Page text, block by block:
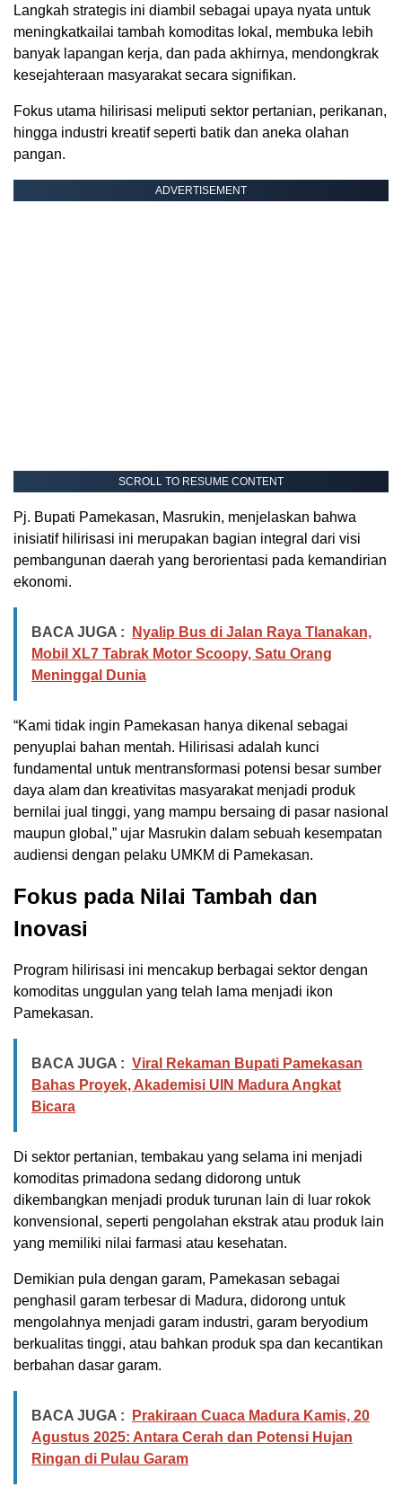
Langkah strategis ini diambil sebagai upaya nyata untuk
meningkatkailai tambah komoditas lokal, membuka lebih
banyak lapangan kerja, dan pada akhirnya, mendongkrak
kesejahteraan masyarakat secara signifikan.
Fokus utama hilirisasi meliputi sektor pertanian, perikanan,
hingga industri kreatif seperti batik dan aneka olahan
pangan.
ADVERTISEMENT
SCROLL TO RESUME CONTENT
Pj. Bupati Pamekasan, Masrukin, menjelaskan bahwa
inisiatif hilirisasi ini merupakan bagian integral dari visi
pembangunan daerah yang berorientasi pada kemandirian
ekonomi.
BACA JUGA :
Nyalip Bus di Jalan Raya Tlanakan,
Mobil XL7 Tabrak Motor Scoopy, Satu Orang
Meninggal Dunia
“Kami tidak ingin Pamekasan hanya dikenal sebagai
penyuplai bahan mentah. Hilirisasi adalah kunci
fundamental untuk mentransformasi potensi besar sumber
daya alam dan kreativitas masyarakat menjadi produk
bernilai jual tinggi, yang mampu bersaing di pasar nasional
maupun global,” ujar Masrukin dalam sebuah kesempatan
audiensi dengan pelaku UMKM di Pamekasan.
Fokus pada Nilai Tambah dan
Inovasi
Program hilirisasi ini mencakup berbagai sektor dengan
komoditas unggulan yang telah lama menjadi ikon
Pamekasan.
BACA JUGA : Viral Rekaman Bupati Pamekasan
Bahas Proyek, Akademisi UIN Madura Angkat
Bicara
Di sektor pertanian, tembakau yang selama ini menjadi
komoditas primadona sedang didorong untuk
dikembangkan menjadi produk turunan lain di luar rokok
konvensional, seperti pengolahan ekstrak atau produk lain
yang memiliki nilai farmasi atau kesehatan.
Demikian pula dengan garam, Pamekasan sebagai
penghasil garam terbesar di Madura, didorong untuk
mengolahnya menjadi garam industri, garam beryodium
berkualitas tinggi, atau bahkan produk spa dan kecantikan
berbahan dasar garam.
BACA JUGA :
Prakiraan Cuaca Madura Kamis, 20
Agustus 2025: Antara Cerah dan Potensi Hujan
Ringan di Pulau Garam